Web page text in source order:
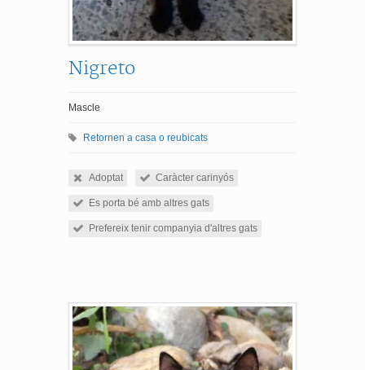
Nigreto
Mascle
Retornen a casa o reubicats
Adoptat Caràcter carinyós
Es porta bé amb altres gats
Prefereix tenir companyia d'altres gats